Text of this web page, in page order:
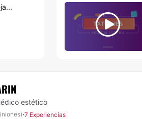
estético
·7 Experiencias